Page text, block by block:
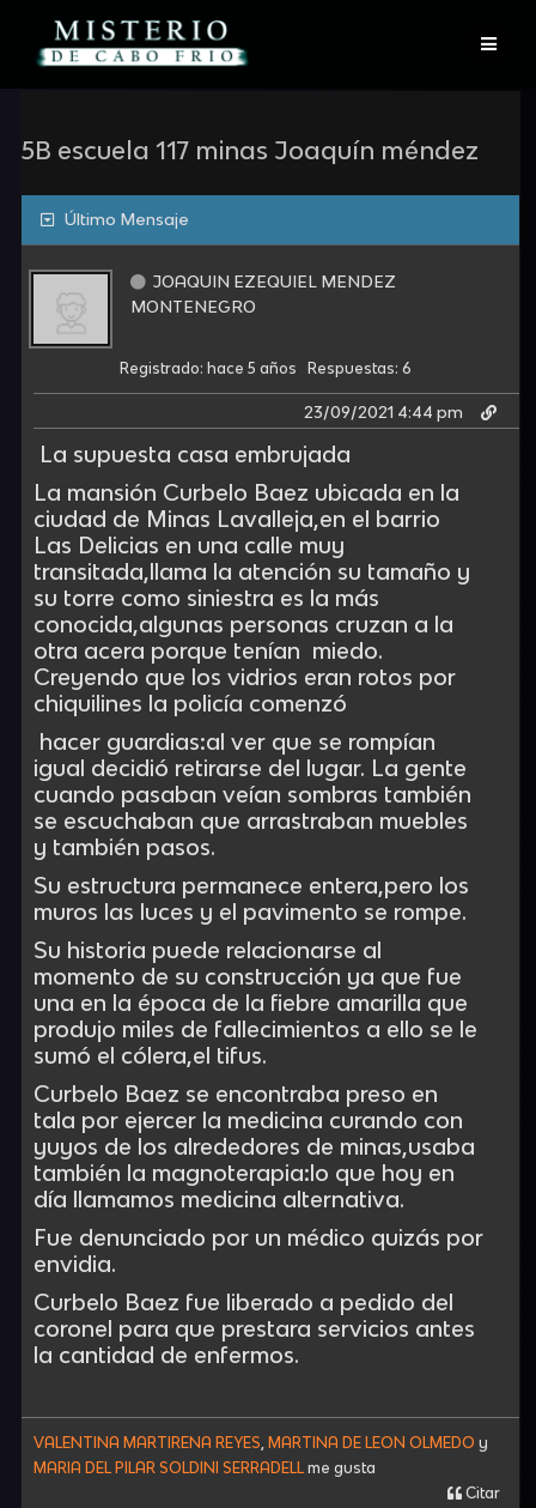
5B escuela 117 minas Joaquín méndez
Último Mensaje
JOAQUIN EZEQUIEL MENDEZ
MONTENEGRO
Registrado: hace 5 años Respuestas: 6
23/09/2021 4:44 pm
La supuesta casa embrujada
La mansión Curbelo Baez ubicada en la
ciudad de Minas Lavalleja,en el barrio
Las Delicias en una calle muy
transitada,llama la atención su tamaño y
su torre como siniestra es la más
conocida,algunas personas cruzan a la
otra acera porque tenían miedo.
Creyendo que los vidrios eran rotos por
chiquilines la policía comenzó
hacer guardias:al ver que se rompían
igual decidió retirarse del lugar. La gente
cuando pasaban veían sombras también
se escuchaban que arrastraban muebles
y también pasos.
Su estructura permanece entera,pero los
muros las luces y el pavimento se rompe.
Su historia puede relacionarse al
momento de su construcción ya que fue
una en la época de la fiebre amarilla que
produjo miles de fallecimientos a ello se le
sumó el cólera,el tifus.
Curbelo Baez se encontraba preso en
tala por ejercer la medicina curando con
yuyos de los alrededores de minas,usaba
también la magnoterapia:lo que hoy en
día llamamos medicina alternativa.
Fue denunciado por un médico quizás por
envidia.
Curbelo Baez fue liberado a pedido del
coronel para que prestara servicios antes
la cantidad de enfermos.
VALENTINA MARTIRENA REYES, MARTINA DE LEON OLMEDO y
MARIA DEL PILAR SOLDINI SERRADELL me gusta
Citar